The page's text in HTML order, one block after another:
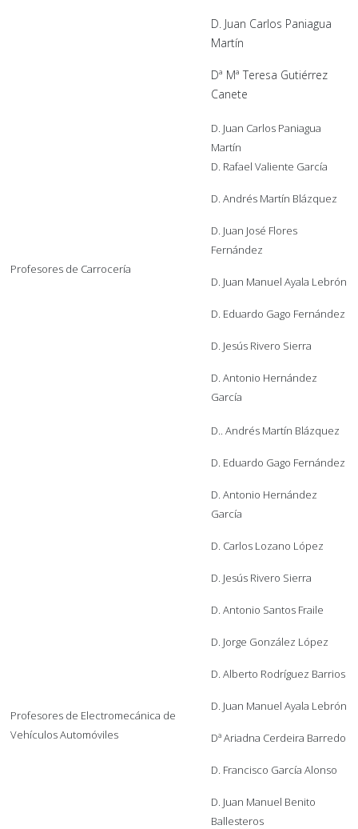
D. Juan Carlos Paniagua
Martín
Dª Mª Teresa Gutiérrez
Canete
Profesores de Carrocería
D. Juan Carlos Paniagua
Martín
D. Rafael Valiente García
D. Andrés Martín Blázquez
D. Juan José Flores
Fernández
D. Juan Manuel Ayala Lebrón
D. Eduardo Gago Fernández
D. Jesús Rivero Sierra
D. Antonio Hernández
García
Profesores de Electromecánica de
Vehículos Automóviles
D.. Andrés Martín Blázquez
D. Eduardo Gago Fernández
D. Antonio Hernández
García
D. Carlos Lozano López
D. Jesús Rivero Sierra
D. Antonio Santos Fraile
D. Jorge González López
D. Alberto Rodríguez Barrios
D. Juan Manuel Ayala Lebrón
Dª Ariadna Cerdeira Barredo
D. Francisco García Alonso
D. Juan Manuel Benito
Ballesteros